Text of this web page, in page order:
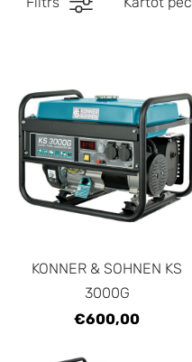
KONNER & SOHNEN KS
3000G
€600,00